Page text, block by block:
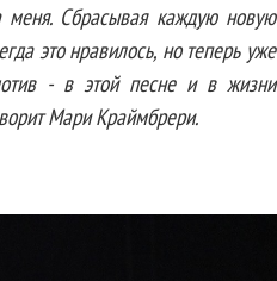
меня. Сбрасывая каждую новую
это нравилось, но теперь уже
- в этой песне и в жизни
Мари Краймбрери.